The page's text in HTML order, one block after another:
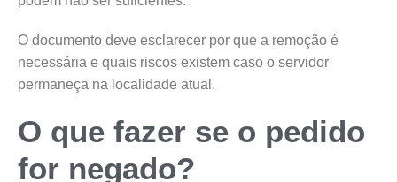
O documento deve esclarecer por que a remoção é
necessária e quais riscos existem caso o servidor
permaneça na localidade atual.
O que fazer se o pedido
for negado?